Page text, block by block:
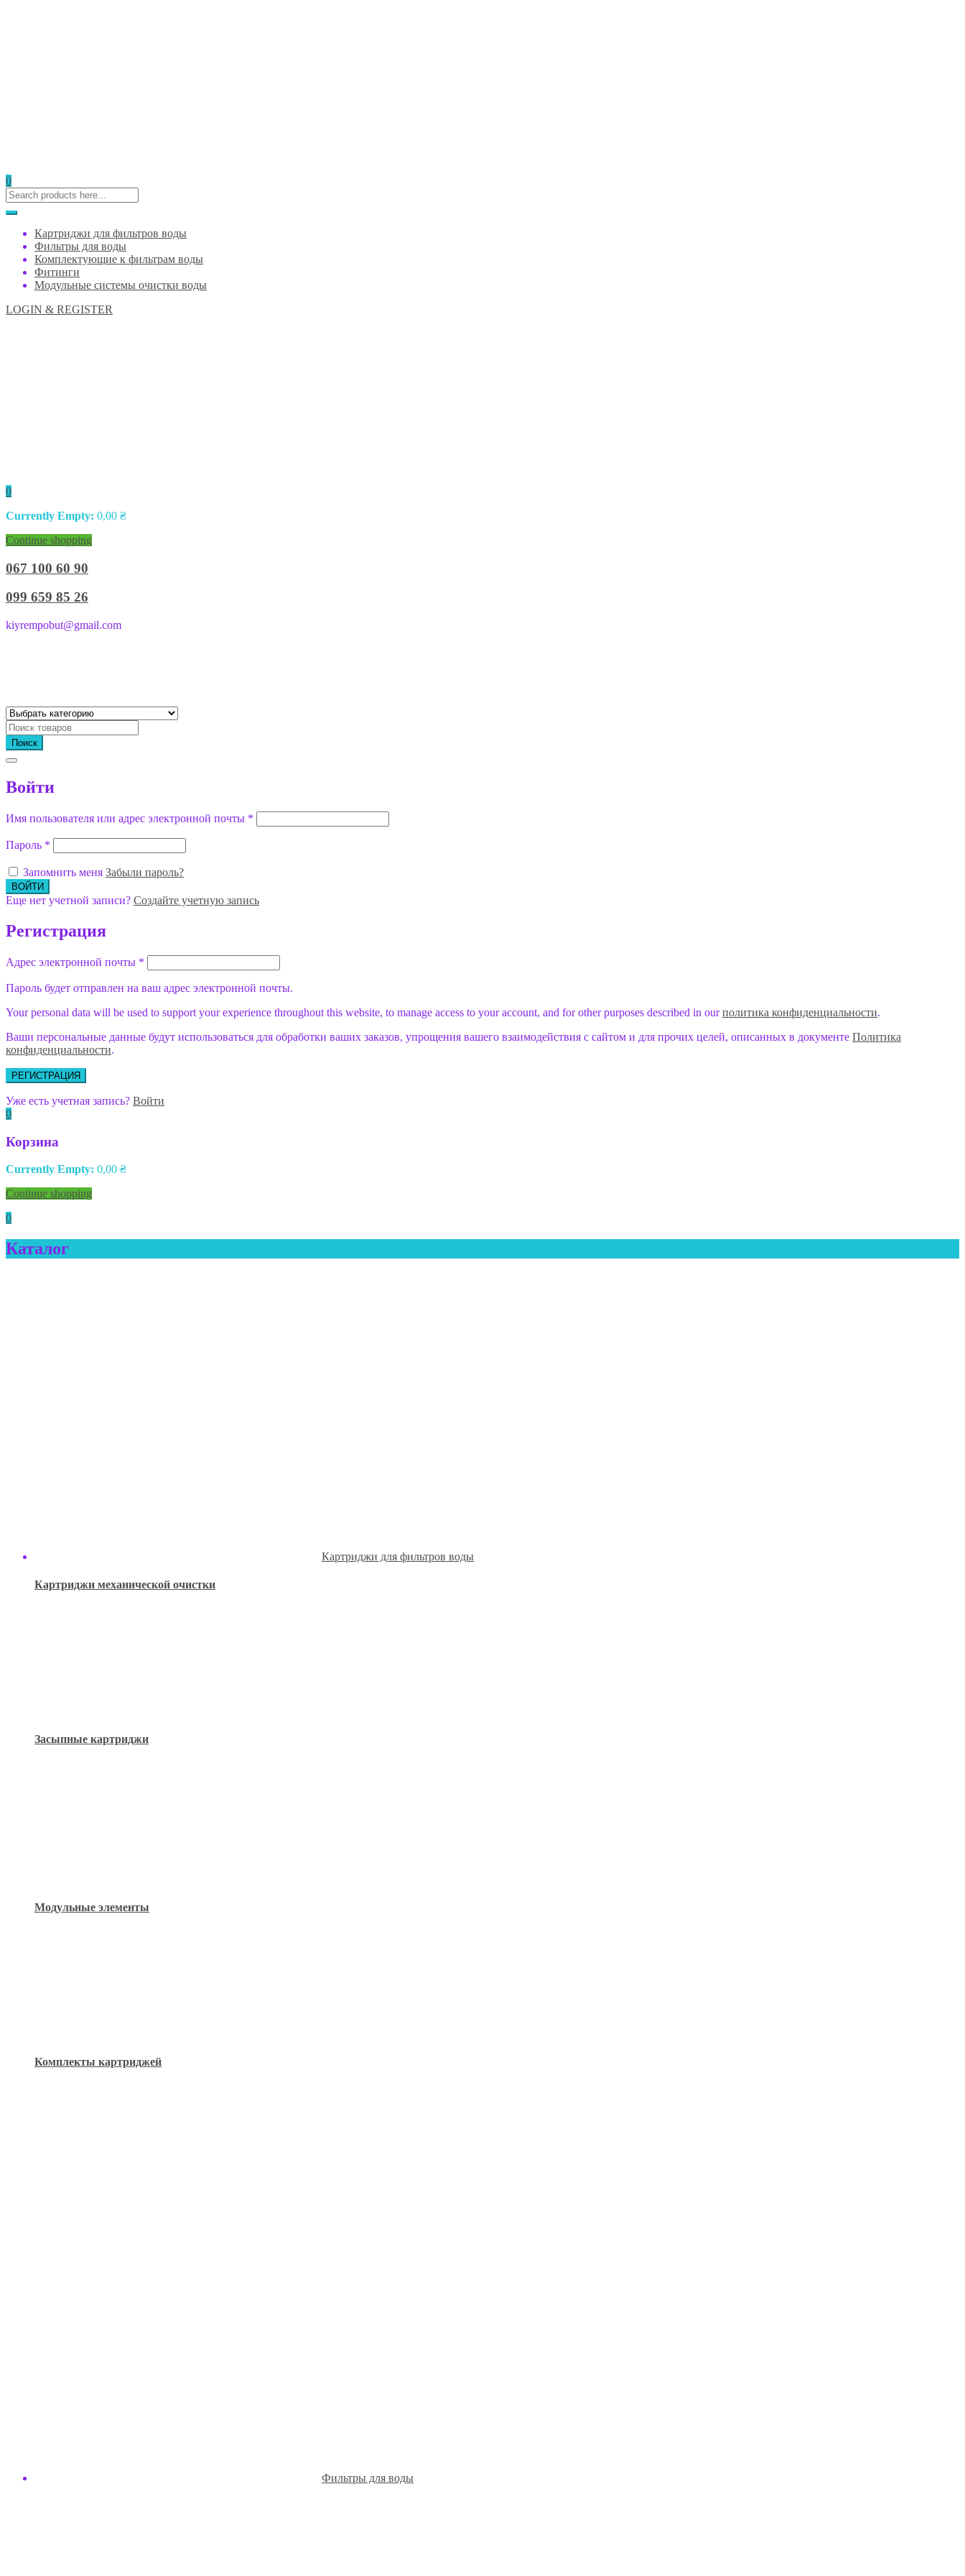
0
Картриджи для фильтров воды
Фильтры для воды
Комплектующие к фильтрам воды
Фитинги
Модульные системы очистки воды
LOGIN & REGISTER
0
Currently Empty: 0,00 ₴
Continue shopping
067 100 60 90
099 659 85 26
kiyrempobut@gmail.com
Поиск
Войти
Имя пользователя или адрес электронной почты *
Пароль *
Запомнить меня Забыли пароль?
Еще нет учетной записи? Создайте учетную запись
Регистрация
Адрес электронной почты *
Пароль будет отправлен на ваш адрес электронной почты.
Your personal data will be used to support your experience throughout this website, to manage access to your account, and for other purposes described in ourполитика конфиденциальности.
Ваши персональные данные будут использоваться для обработки ваших заказов, упрощения вашего взаимодействия с сайтом и для прочих целей, описанных в документе Политика
конфиденциальности.
РЕГИСТРАЦИЯ
Уже есть учетная запись? Войти
0
Корзина
Currently Empty: 0,00 ₴
Continue shopping
0
Каталог
Картриджи для фильтров воды
Картриджи механической очистки
Засыпные картриджи
Модульные элементы
Комплекты картриджей
Фильтры для воды